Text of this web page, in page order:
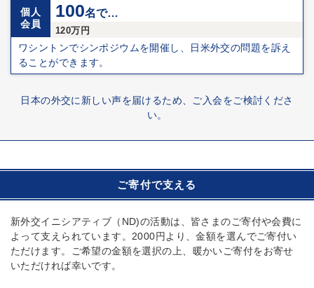
個人
会員
100名で…
120万円
ワシントンでシンポジウムを開催し、日米外交の問題を訴え
ることができます。
日本の外交に新しい声を届けるため、ご入会をご検討くださ
い。
ご寄付で支える
新外交イニシアティブ（ND)の活動は、皆さまのご寄付や会費に
よって支えられています。2000円より、金額を選んでご寄付い
ただけます。ご希望の金額を選択の上、暖かいご寄付をお寄せ
いただければ幸いです。